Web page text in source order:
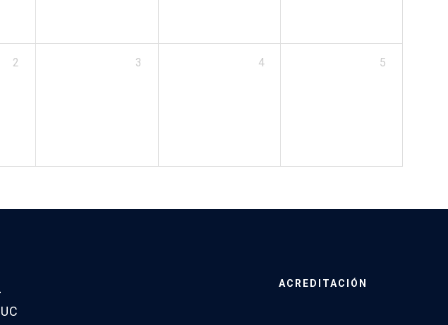
2 3 4 5
ACREDITACIÓN